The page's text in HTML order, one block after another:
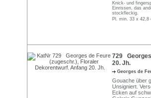
Knick- und
Einrissen, das
stockfleckig.
Pl. min. 33 x
729
20. Jh.
Georges de
Gouache über
Unsigniert.
Ecken auf